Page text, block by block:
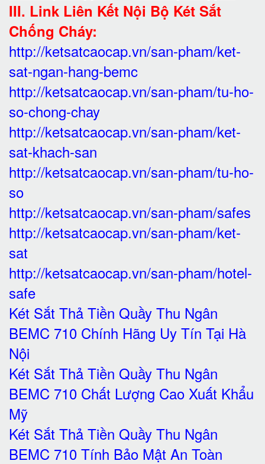
III. Link Liên Kết Nội Bộ Két Sắt
Chống Cháy:
http://ketsatcaocap.vn/san-pham/ket-
sat-ngan-hang-bemc
http://ketsatcaocap.vn/san-pham/tu-ho-
so-chong-chay
http://ketsatcaocap.vn/san-pham/ket-
sat-khach-san
http://ketsatcaocap.vn/san-pham/tu-ho-
so
http://ketsatcaocap.vn/san-pham/safes
http://ketsatcaocap.vn/san-pham/ket-
sat
http://ketsatcaocap.vn/san-pham/hotel-
safe
Két Sắt Thả Tiền Quầy Thu Ngân
BEMC 710 Chính Hãng Uy Tín Tại Hà
Nội
Két Sắt Thả Tiền Quầy Thu Ngân
BEMC 710 Chất Lượng Cao Xuất Khẩu
Mỹ
Két Sắt Thả Tiền Quầy Thu Ngân
BEMC 710 Tính Bảo Mật An Toàn